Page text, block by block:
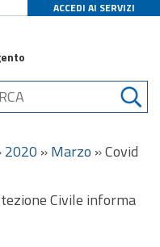
ACCEDI AI SERVIZI
2020 »Marzo »Covid
Civile informa